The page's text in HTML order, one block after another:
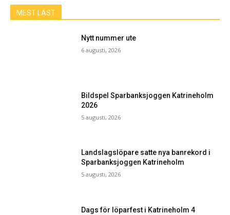
MEST LÄST
Nytt nummer ute
6 augusti, 2026
Bildspel Sparbanksjoggen Katrineholm
2026
5 augusti, 2026
Landslagslöpare satte nya banrekord i
Sparbanksjoggen Katrineholm
5 augusti, 2026
Dags för löparfest i Katrineholm 4